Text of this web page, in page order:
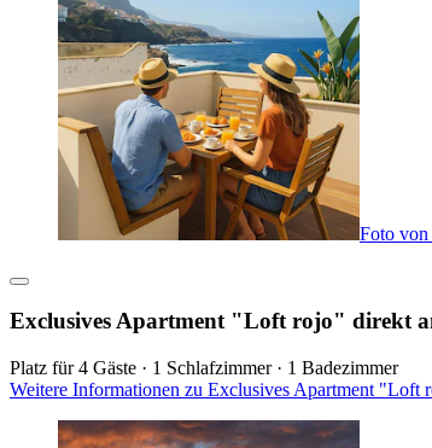
Foto
Exclusives Apartment "Loft rojo" direkt
Platz für 4 Gäste · 1 Schlafzimmer · 1 Badezimmer
Weitere Informationen zu Exclusives Apartment "Loft